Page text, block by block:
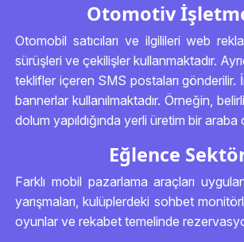
Otomotiv
Otomobil satıcıları ve ilgilileri web
sürüşleri ve çekilişler kullanmaktadır.
teklifler içeren SMS postaları gönderilir.
bannerlar kullanılmaktadır. Örneğin,
dolum yapıldığında yerli üretim bir araba
Eğlence
Farklı mobil pazarlama araçları
yarışmaları, kulüplerdeki sohbet
oyunlar ve rekabet temelinde